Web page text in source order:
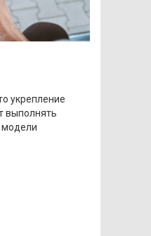
укрепление
выполнять
модели